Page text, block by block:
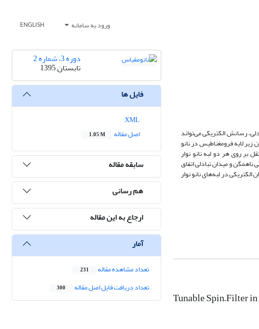
ورود به سامانه ENGLISH
رسانش الکتریکی می‌تواند
لایه فرومغناطیس در نانو
بر روی هر دو لبه نانو نوار
و میدان تبادلی اتفاق
در لبه‌های نانو نوار
Tunable Spin–Filter
دوره 3، شماره 2
تابستان 1395
فایل ها
اصل مقاله
1.05 M
سابقه مقاله
هم رسانی
ارجاع به این مقاله
آمار
تعداد مشاهده مقاله 231
تعداد دریافت فایل اصل مقاله 300